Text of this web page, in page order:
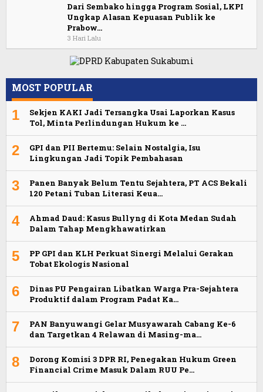
Dari Sembako hingga Program Sosial, LKPI
Ungkap Alasan Kepuasan Publik ke
Prabow…
3 Hari Lalu
MOST POPULAR
1
Sekjen KAKI Jadi Tersangka Usai Laporkan Kasus
Tol, Minta Perlindungan Hukum ke …
2
GPI dan PII Bertemu: Selain Nostalgia, Isu
Lingkungan Jadi Topik Pembahasan
3
Panen Banyak Belum Tentu Sejahtera, PT ACS Bekali
120 Petani Tuban Literasi Keua…
4
Ahmad Daud: Kasus Bullyng di Kota Medan Sudah
Dalam Tahap Mengkhawatirkan
5
PP GPI dan KLH Perkuat Sinergi Melalui Gerakan
Tobat Ekologis Nasional
6
Dinas PU Pengairan Libatkan Warga Pra-Sejahtera
Produktif dalam Program Padat Ka…
7
PAN Banyuwangi Gelar Musyawarah Cabang Ke-6
dan Targetkan 4 Relawan di Masing-ma…
8
Dorong Komisi 3 DPR RI, Penegakan Hukum Green
Financial Crime Masuk Dalam RUU Pe…